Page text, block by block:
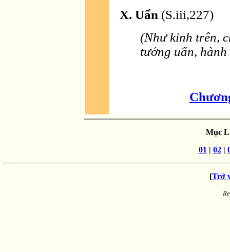
X. Uẩn (S.iii,227)
(Như kinh trên,
tưởng uẩn,
Mục
01| 02|
[Trở